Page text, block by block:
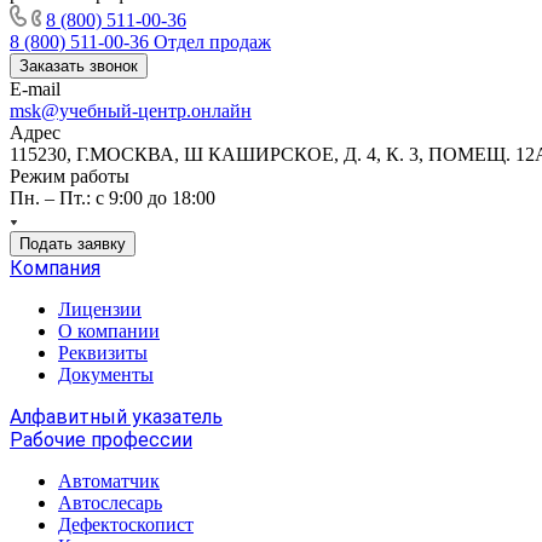
8 (800) 511-00-36
8 (800) 511-00-36 Отдел продаж
Заказать звонок
E-mail
msk@учебный-центр.онлайн
Адрес
115230, Г.МОСКВА, Ш КАШИРСКОЕ, Д. 4, К. 3, ПОМЕЩ.
Режим работы
Пн. – Пт.: с 9:00 до 18:00
Подать заявку
Компания
Лицензии
О компании
Реквизиты
Документы
Алфавитный указатель
Рабочие профессии
Автоматчик
Автослесарь
Дефектоскопист